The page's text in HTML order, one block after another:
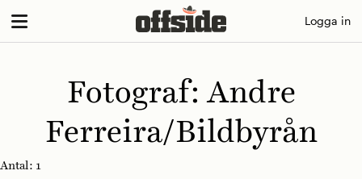
Skip
Logga in
Fotograf: Andre
Ferreira/Bildbyrån
Antal: 1